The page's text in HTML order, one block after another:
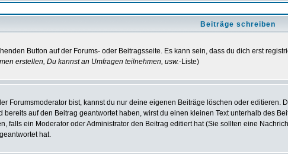
Beiträge schreiben
Button auf der Forums- oder Beitragsseite. Es kann sein, dass du dich erst
erstellen, Du kannst an Umfragen teilnehmen, usw.-Liste)
Forumsmoderator bist, kannst du nur deine eigenen Beiträge löschen oder
auf den Beitrag geantwortet haben, wirst du einen kleinen Text unterhalb des
falls ein Moderator oder Administrator den Beitrag editiert hat (Sie sollten eine
hat.